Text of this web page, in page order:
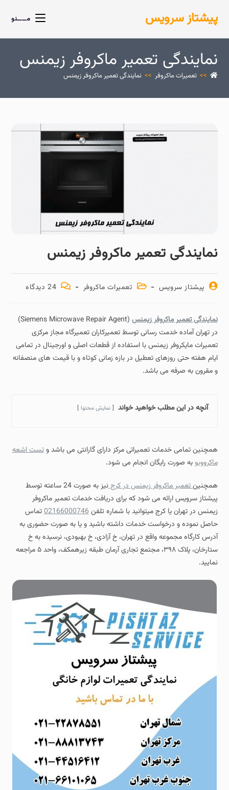
پیشتاز سرویس مــــنو
نمایندگی تعمیر ماکروفر زیمنس
>> تعمیرات ماکروفر >> نمایندگی تعمیر ماکروفر زیمنس
نمایندگی تعمیر ماکروفر زیمنس
پیشتاز سرویس تعمیرات ماکروفر 24 دیدگاه‌
نمایندگی تعمیر ماکروفر زیمنس
(Siemens Microwave Repair Agent)
در تهران آماده خدمت رسانی توسط تعمیرکاران تعمیرگاه مجاز مرکزی
تعمیرات مایکروفر زیمنس با استفاده از قطعات اصلی و اورجینال در تمامی
ایام هفته حتی روزهای تعطیل در بازه زمانی کوتاه و با قیمت های منصفانه
و مقرون به صرفه می باشد.
آنچه در این مطلب خواهید خواند نمایش محتوا
همچنین تمامی خدمات تعمیراتی مرکز دارای گارانتی می باشد وتست اشعه
ماکروویوبه صورت رایگان انجام می شود.
همچنینتعمیر ماکروفر زیمنس در کرج
نیز به صورت 24 ساعته توسط
پیشتاز سرویس ارائه می شود که برای دریافت خدمات تعمیر ماکروفر
زیمنس در تهران یا کرج میتوانید با شماره تلفن02166000746تماس
حاصل نموده و درخواست خدمات داشته باشید و یا به صورت حضوری به
آدرس کارگاه مجموعه واقع در تهران، خ آزادی، خ بهبودی، نرسیده به خ
ستارخان، پلاک ۳۹۸، مجتمع تجاری آرمان طبقه زیرهمکف، واحد ۵ مراجعه
نمایید.